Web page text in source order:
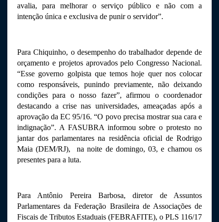
avalia, para melhorar o serviço público e não com a
intenção única e exclusiva de punir o servidor”.
Para Chiquinho, o desempenho do trabalhador depende de
orçamento e projetos aprovados pelo Congresso Nacional.
“Esse governo golpista que temos hoje quer nos colocar
como responsáveis, punindo previamente, não deixando
condições para o nosso fazer”, afirmou o coordenador
destacando a crise nas universidades, ameaçadas após a
aprovação da EC 95/16. “O povo precisa mostrar sua cara e
indignação”. A FASUBRA informou sobre o protesto no
jantar dos parlamentares na residência oficial de Rodrigo
Maia (DEM/RJ),  na noite de domingo, 03, e chamou os
presentes para a luta.
Para Antônio Pereira Barbosa, diretor de Assuntos
Parlamentares da Federação Brasileira de Associações de
Fiscais de Tributos Estaduais (FEBRAFITE), o PLS 116/17